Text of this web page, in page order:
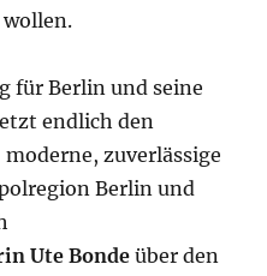
wollen.
für Berlin und seine
endlich den
zuverlässige
Berlin und
Ute Bonde über den